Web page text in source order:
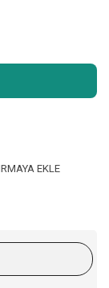
EKLE